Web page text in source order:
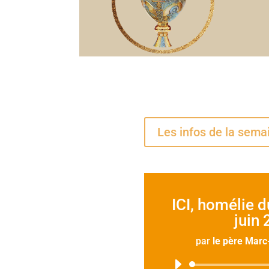
Les infos de la
ICI, homélie
juin
par le père